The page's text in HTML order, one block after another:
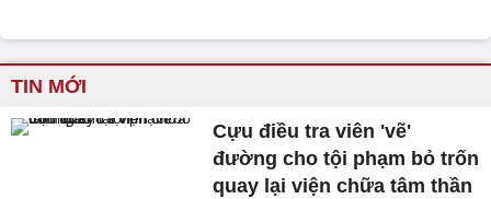
TIN MỚI
Cựu điều tra viên 'vẽ'
đường cho tội phạm bỏ trốn
quay lại viện chữa tâm thần